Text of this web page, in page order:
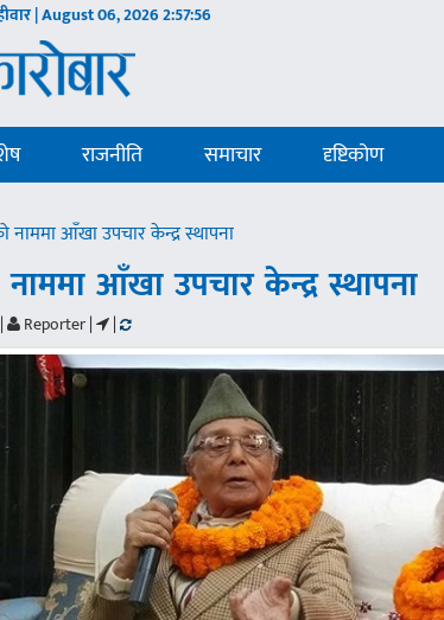
| August 06, 20262:57:57
राजनीति समाचार दृष्टिकोण
नाममा आँखा उपचार केन्द्र स्थापना
नाममा आँखा उपचार केन्द्र स्थापना
Reporter | |